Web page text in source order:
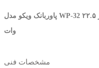
پاوربانک ویکو مدل WP-32 ظرفیت ۳۰ هزار میلی آمپر فست شارژ ۲۲.۵
وات
مشخصات فنی